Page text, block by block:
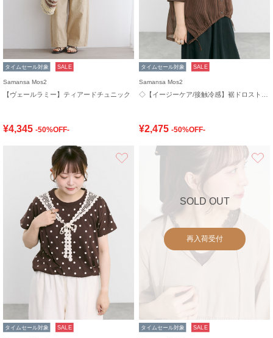
タイムセール対象 SALE
Samansa Mos2
【ヴェールラミー】ティアードチュニック
¥4,345 -50%OFF-
タイムセール対象 SALE
Samansa Mos2
¥2,475 -50%OFF-
お気に入り
タイムセール対象 SALE
SOLD OUT
再入荷受付
タイムセール対象 SALE